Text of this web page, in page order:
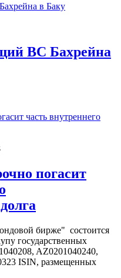
ВС Бахрейна
погасит
бирже" состоится
государственных
AZ0201040240,
ISIN, размещенных